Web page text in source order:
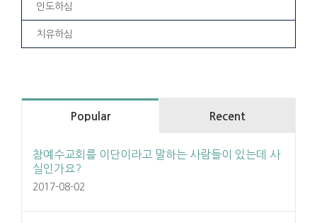
인도하심
치유하심
Popular Recent
참예수교회를 이단이라고 말하는 사람들이 있는데 사
실인가요?
2017-08-02